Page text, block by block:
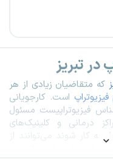
تبریز
که متقاضیان زیادی از هر
است. کارجویانی
فیزیوتراپیست مسئول
درمانی و کلینیک‌های
به کار شوند می‌توانند از
را مشاهده کنند